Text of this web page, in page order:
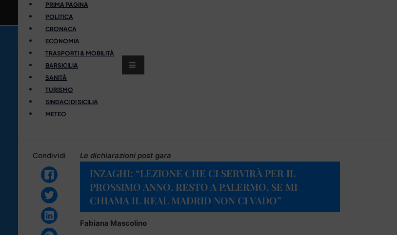
PRIMA PAGINA
POLITICA
CRONACA
ECONOMIA
TRASPORTI & MOBILITÀ
BARSICILIA
SANITÀ
TURISMO
SINDACI DI SICILIA
METEO
Condividi Le dichiarazioni post gara
INZAGHI: “LEZIONE CHE CI SERVIRÀ PER IL
PROSSIMO ANNO. RESTO A PALERMO, SE MI
CHIAMA IL REAL MADRID NON CI VADO”
Fabiana Mascolino